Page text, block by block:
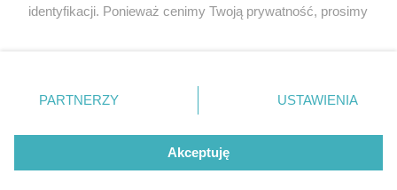
Copyright © 2022 Kurier Szczeciński sp. z o.o.
Wszelkie prawa zastrzeżone
Nota wydawnicza
Nota prawna
Polityka prywatności
Reklama
identyfikacji. Ponieważ cenimy Twoją prywatność, prosimy
prywatności znajdujący się w lewym dolnym rogu strony
. Niektóre rodzaje przetwarzania danych nie wymagają
takiemu przetwarzaniu. Preferencje będą miały
zastosowania tylko na tej witrynie.
PARTNERZY USTAWIENIA
Akceptuję